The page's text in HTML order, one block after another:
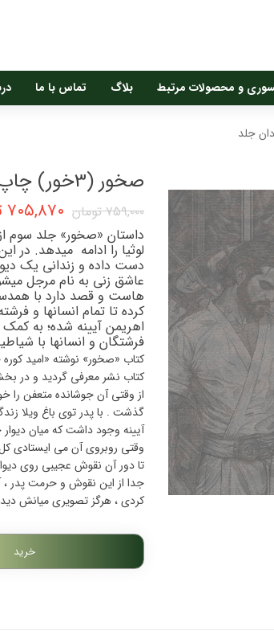
و محصولات مرتبط بلاگ تماس با ما
صخور (3خور) چاپ جدید با لب برگردان جلد
۷۵۹,۰۰۰ تومان ۷۰۵,۸۷۰ تومان
داستان «صخور» جلد سوم
لوثیا را ادامه میدهد. در
دست داده و زندانی یک
عاشق زنی به نام مرجل
هاست و قصد دارد با
کرده تا تمام انسانها و
اهریمن آیینه شده؛ به
فرشتگان و انسانها با
کتاب «صخور» نوشته «امید
کتاب نشر معرفی گردید و در
از وقتی آن جوشانده متعفن را
گذشت . با پدر توی باغ ویلا
آیینه وجود داشت که میان
وقتی روبروی آن می ایستادی کل
تا دور آن نقوش عجیبی روی
جدا از این نقوش و حرمت پدر
کردی ، هرگز تصویری میانش
خرید